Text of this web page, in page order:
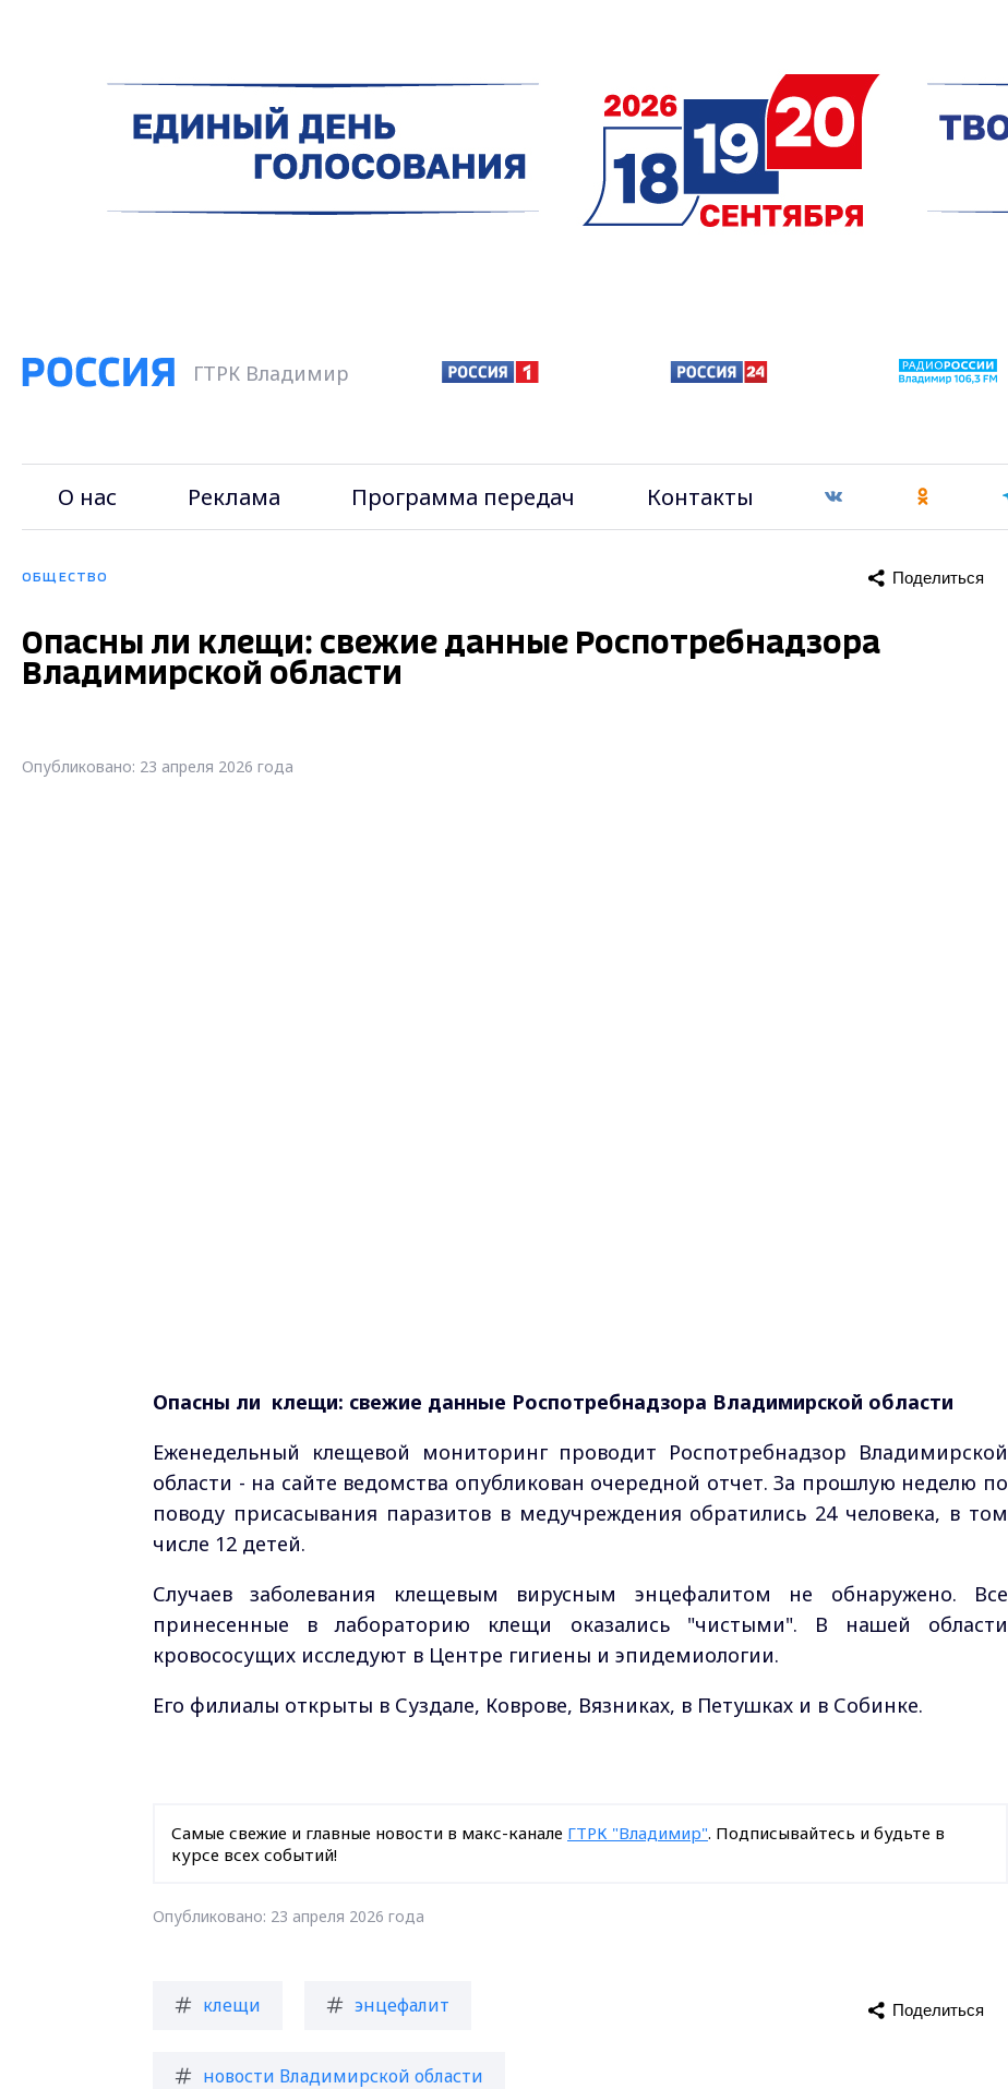
ГТРК Владимир
О нас Реклама Программа передач Контакты
ОБЩЕСТВО Поделиться
Опасны ли клещи: свежие данные Роспотребнадзора
Владимирской области
Опубликовано: 23 апреля 2026 года
Опасны ли клещи: свежие данные Роспотребнадзора Владимирской области
Еженедельный клещевой мониторинг проводит Роспотребнадзор Владимирской
области - на сайте ведомства опубликован очередной отчет. За прошлую неделю по
поводу присасывания паразитов в медучреждения обратились 24 человека, в том
числе 12 детей.
Случаев заболевания клещевым вирусным энцефалитом не обнаружено. Все
принесенные в лабораторию клещи оказались "чистыми". В нашей области
кровососущих исследуют в Центре гигиены и эпидемиологии.
Его филиалы открыты в Суздале, Коврове, Вязниках, в Петушках и в Собинке.
Самые свежие и главные новости в макс-канале ГТРК "Владимир". Подписывайтесь и будьте в
курсе всех событий!
Опубликовано: 23 апреля 2026 года
клещи энцефалит
новости Владимирской области
Поделиться